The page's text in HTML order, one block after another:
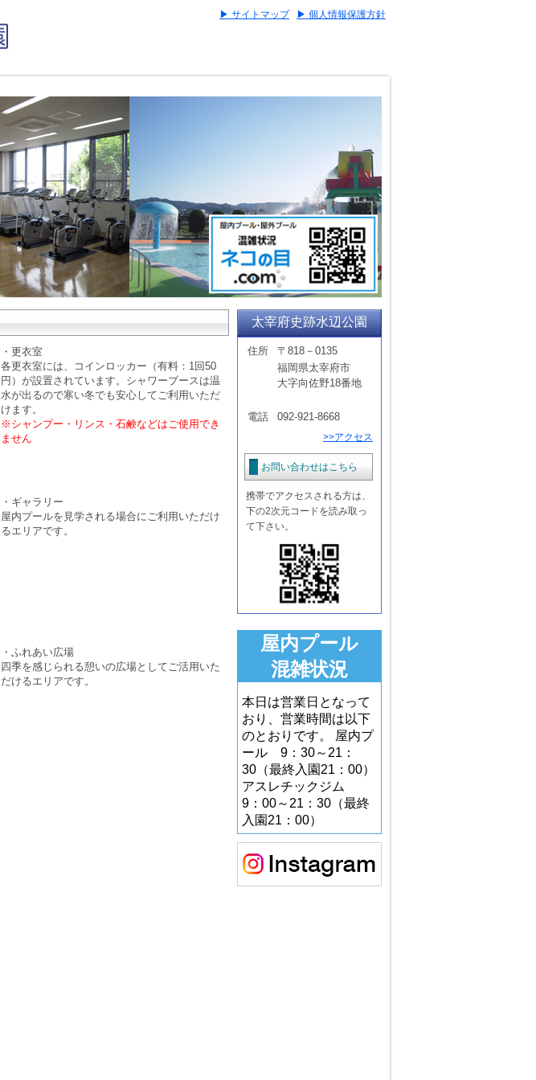
▶ サイトマップ ▶ 個人情報保護方針
・更衣室
各更衣室には、コインロッカー（有料：1回50
円）が設置されています。シャワーブースは温
水が出るので寒い冬でも安心してご利用いただ
けます。
※シャンプー・リンス・石鹸などはご使用でき
ません
・ギャラリー
屋内プールを見学される場合にご利用いただけ
るエリアです。
・ふれあい広場
四季を感じられる憩いの広場としてご活用いた
だけるエリアです。
太宰府史跡水辺公園
住所
〒818－0135
福岡県太宰府市
大字向佐野18番地
電話 092-921-8668
>>アクセス
お問い合わせはこちら
携帯でアクセスされる方は、
下の2次元コードを読み取っ
て下さい。
屋内プール
混雑状況
本日は営業日となって
おり、営業時間は以下
のとおりです。 屋内プ
ール 9：30～21：
30（最終入園21：00）
アスレチックジム
9：00～21：30（最終
入園21：00）